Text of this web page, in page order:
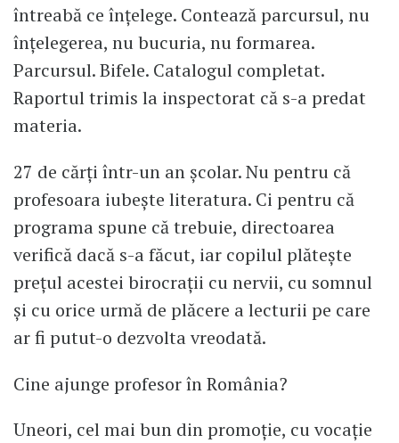
întreabă ce înțelege. Contează parcursul, nu
înțelegerea, nu bucuria, nu formarea.
Parcursul. Bifele. Catalogul completat.
Raportul trimis la inspectorat că s-a predat
materia.
27 de cărți într-un an școlar. Nu pentru că
profesoara iubește literatura. Ci pentru că
programa spune că trebuie, directoarea
verifică dacă s-a făcut, iar copilul plătește
prețul acestei birocrații cu nervii, cu somnul
și cu orice urmă de plăcere a lecturii pe care
ar fi putut-o dezvolta vreodată.
Cine ajunge profesor în România?
Uneori, cel mai bun din promoție, cu vocație